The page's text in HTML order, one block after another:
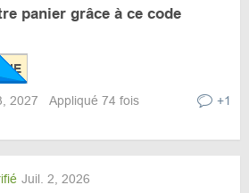
panier grâce à ce code
2027 Appliqué 74 fois +1
Juil. 2, 2026